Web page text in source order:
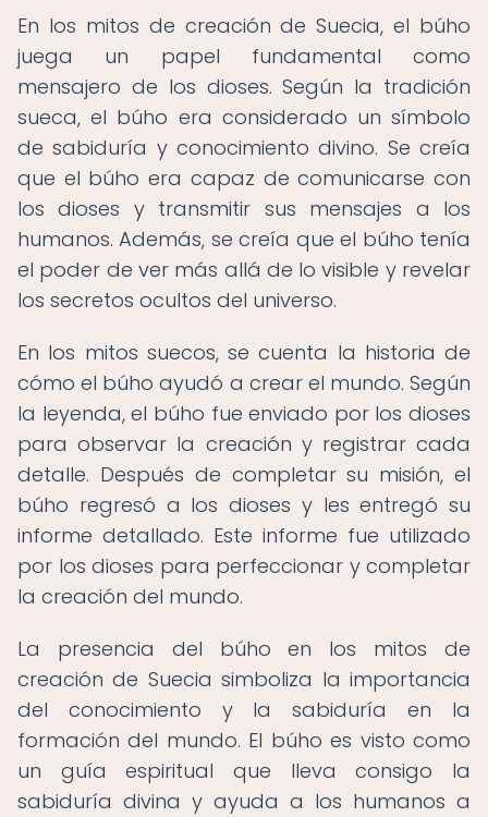
En los mitos de creación de Suecia, el búho
juega un papel fundamental como
mensajero de los dioses. Según la tradición
sueca, el búho era considerado un símbolo
de sabiduría y conocimiento divino. Se creía
que el búho era capaz de comunicarse con
los dioses y transmitir sus mensajes a los
humanos. Además, se creía que el búho tenía
el poder de ver más allá de lo visible y revelar
los secretos ocultos del universo.
En los mitos suecos, se cuenta la historia de
cómo el búho ayudó a crear el mundo. Según
la leyenda, el búho fue enviado por los dioses
para observar la creación y registrar cada
detalle. Después de completar su misión, el
búho regresó a los dioses y les entregó su
informe detallado. Este informe fue utilizado
por los dioses para perfeccionar y completar
la creación del mundo.
La presencia del búho en los mitos de
creación de Suecia simboliza la importancia
del conocimiento y la sabiduría en la
formación del mundo. El búho es visto como
un guía espiritual que lleva consigo la
sabiduría divina y ayuda a los humanos a